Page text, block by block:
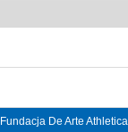
De Arte